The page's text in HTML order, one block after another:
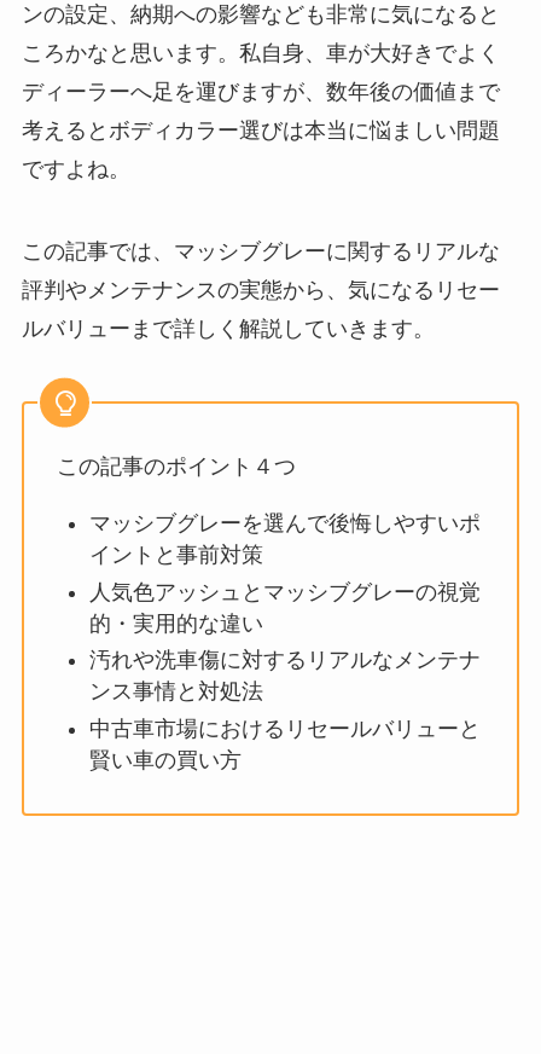
ンの設定、納期への影響なども非常に気になると
ころかなと思います。私自身、車が大好きでよく
ディーラーへ足を運びますが、数年後の価値まで
考えるとボディカラー選びは本当に悩ましい問題
ですよね。
この記事では、マッシブグレーに関するリアルな
評判やメンテナンスの実態から、気になるリセー
ルバリューまで詳しく解説していきます。
この記事のポイント４つ
マッシブグレーを選んで後悔しやすいポ
イントと事前対策
人気色アッシュとマッシブグレーの視覚
的・実用的な違い
汚れや洗車傷に対するリアルなメンテナ
ンス事情と対処法
中古車市場におけるリセールバリューと
賢い車の買い方